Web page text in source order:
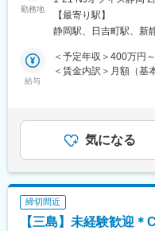
試験（治験）をサポー
＜具体的に＞
患者さんが治験に参
収集・管理をします。
に貢献できるやりがい
※担当する医療機関に
患者さんに治験の内容
と連携することで伝え
（2）スケジュール管
勤務地
内全面禁煙変更の範囲
【最寄り駅】
静岡駅、日吉町駅、新
給与
＜予定年収＞400万円
＜賃金内訳＞月額（基
る可能性があります。
気になる
締切間近
【三島】未経験歓迎＊